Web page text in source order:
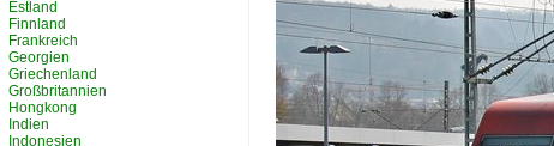
Estland
Finnland
Frankreich
Georgien
Griechenland
Großbritannien
Hongkong
Indien
Indonesien